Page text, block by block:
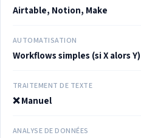
Airtable, Notion, Make
AUTOMATISATION
Workflows simples (si X alors Y)
TRAITEMENT DE TEXTE
❌ Manuel
ANALYSE DE DONNÉES